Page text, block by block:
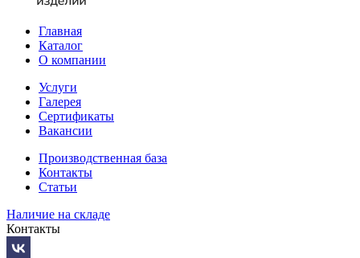
Главная
Каталог
О компании
Услуги
Галерея
Сертификаты
Вакансии
Производственная база
Контакты
Статьи
Наличие на складе
Контакты